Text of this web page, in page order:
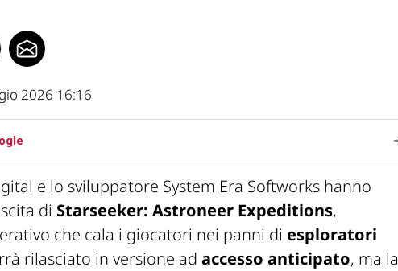
2026 16:16
e lo sviluppatore System Era Softworks hanno
di Starseeker: Astroneer Expeditions,
che cala i giocatori nei panni di esploratori
rilasciato in versione ad accesso anticipato, ma la